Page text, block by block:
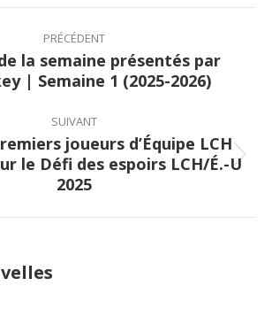
PRÉCÉDENT
Previous
post:
la semaine présentés par
| Semaine 1 (2025-2026)
SUIVANT
Next
post:
joueurs d’Équipe LCH
le Défi des espoirs LCH/É.-U
2025